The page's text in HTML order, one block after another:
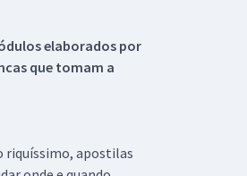
elaborados por
que tomam a
riquíssimo, apostilas